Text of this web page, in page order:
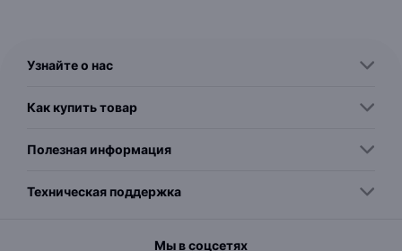
Узнайте о нас
Как купить товар
Полезная информация
Техническая поддержка
Мы в соцсетях